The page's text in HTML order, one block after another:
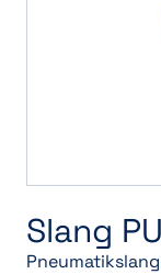
Slang PU
Pneumatikslang